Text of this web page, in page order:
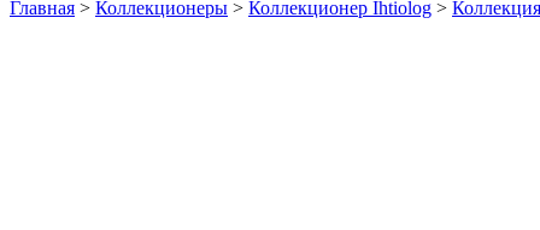
Главная > Коллекционеры > Коллекционер Ihtiolog >